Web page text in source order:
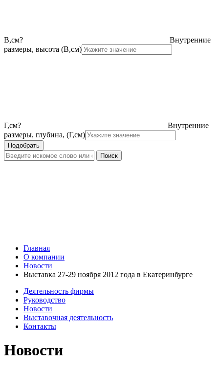
В,см?
Внутренние
размеры, высота (В,см)
Г,см?
Внутренние
размеры, глубина, (Г,см)
Главная
О компании
Новости
Выставка 27-29 ноября 2012 года в Екатеринбурге
Деятельность фирмы
Руководство
Новости
Выставочная деятельность
Контакты
Новости